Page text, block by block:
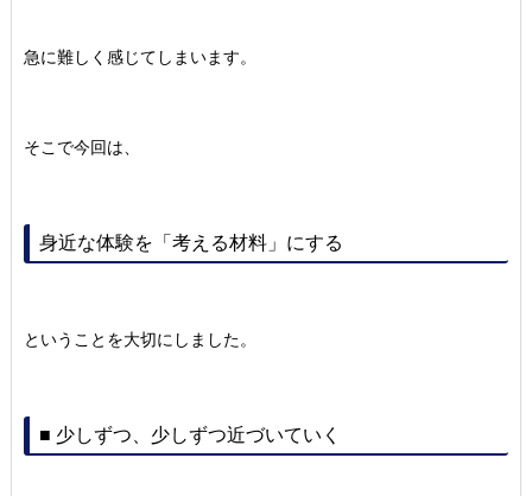
急に難しく感じてしまいます。
そこで今回は、
身近な体験を「考える材料」にする
ということを大切にしました。
■ 少しずつ、少しずつ近づいていく